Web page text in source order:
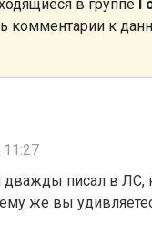
в группе
комментарии к
11:27
дважды писал в ЛС,
же вы